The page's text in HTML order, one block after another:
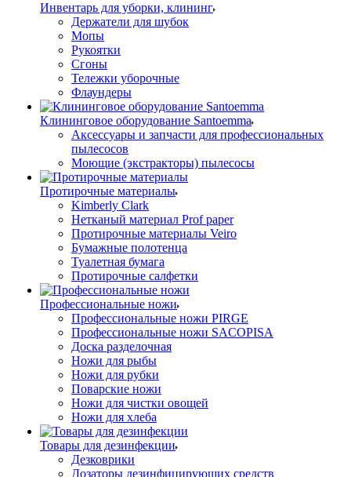
Инвентарь для уборки, клининг
Держатели для шубок
Мопы
Рукоятки
Сгоны
Тележки уборочные
Флаундеры
Клининговое оборудование Santoemma
Аксессуары и запчасти для профессиональных
пылесосов
Моющие (экстракторы) пылесосы
Протирочные материалы
Kimberly Clark
Нетканый материал Prof paper
Протирочные материалы Veiro
Бумажные полотенца
Туалетная бумага
Протирочные салфетки
Профессиональные ножи
Профессиональные ножи PIRGE
Профессиональные ножи SACOPISA
Доска разделочная
Ножи для рыбы
Ножи для рубки
Поварские ножи
Ножи для чистки овощей
Ножи для хлеба
Товары для дезинфекции
Дезковрики
Дозаторы дезинфицирующих средств